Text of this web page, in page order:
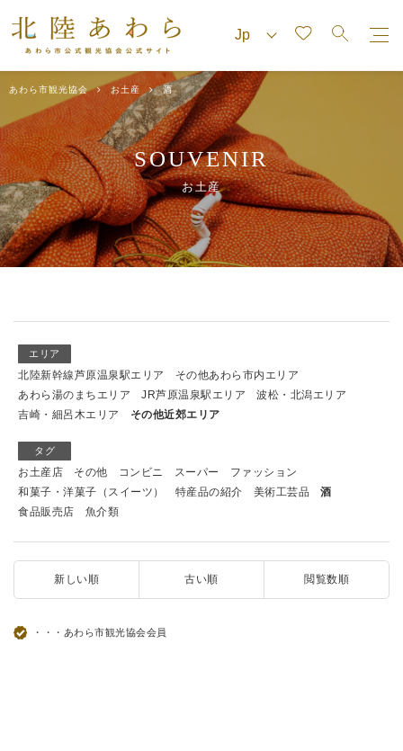
あわら市観光協会 お土産 酒
SOUVENIR
お土産
エリア
北陸新幹線芦原温泉駅エリア
その他あわら市内エリア
あわら湯のまちエリア
JR芦原温泉駅エリア
波松・北潟エリア
吉崎・細呂木エリア
その他近郊エリア
タグ
お土産店 その他 コンビニ スーパー
ファッション
和菓子・洋菓子（スイーツ）
特産品の紹介 美術工芸品
酒
食品販売店
魚介類
新しい順 古い順 閲覧数順
・・・あわら市観光協会会員